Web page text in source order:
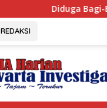
Diduga Bagi-Bagi
REDAKSI